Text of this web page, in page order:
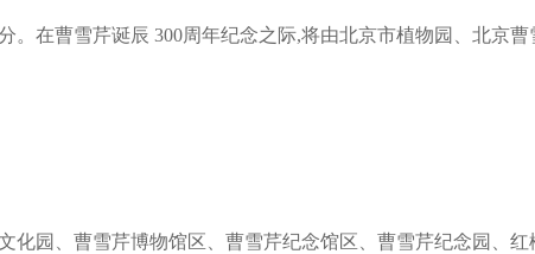
。在曹雪芹诞辰 300周年纪念之际,将由北京市植物园、北京
园、曹雪芹博物馆区、曹雪芹纪念馆区、曹雪芹纪念园、